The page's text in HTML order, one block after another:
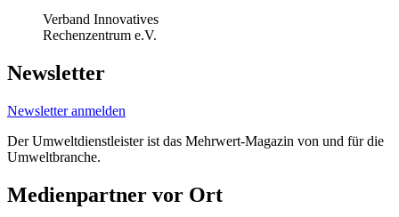
Verband Innovatives
Rechenzentrum e.V.
Newsletter
Newsletter anmelden
Der Umweltdienstleister ist das Mehrwert-Magazin von und für die
Umweltbranche.
Medienpartner vor Ort